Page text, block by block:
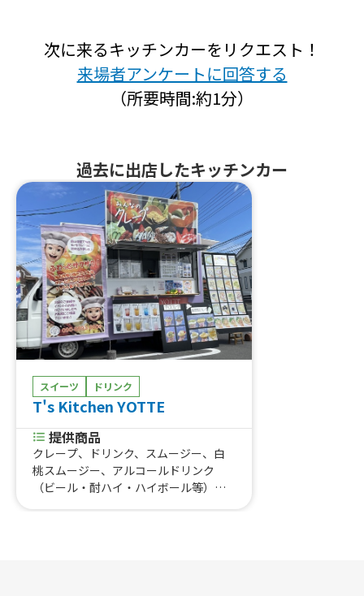
次に来るキッチンカーをリクエスト！
来場者アンケートに回答する
（所要時間:約1分）
過去に出店したキッチンカー
スイーツ ドリンク
T's Kitchen YOTTE
提供商品
クレープ、ドリンク、スムージー、白
桃スムージー、アルコールドリンク
（ビール・酎ハイ・ハイボール等）、